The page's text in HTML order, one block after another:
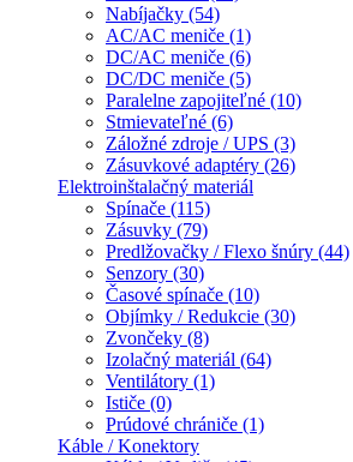
Nabíjačky (54)
AC/AC meniče (1)
DC/AC meniče (6)
DC/DC meniče (5)
Paralelne zapojiteľné (10)
Stmievateľné (6)
Záložné zdroje / UPS (3)
Zásuvkové adaptéry (26)
Elektroinštalačný materiál
Spínače (115)
Zásuvky (79)
Predlžovačky / Flexo šnúry (44)
Senzory (30)
Časové spínače (10)
Objímky / Redukcie (30)
Zvončeky (8)
Izolačný materiál (64)
Ventilátory (1)
Ističe (0)
Prúdové chrániče (1)
Káble / Konektory